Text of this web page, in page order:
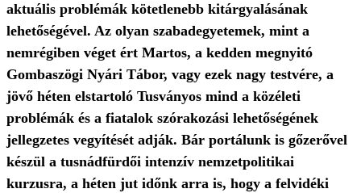
aktuális problémák kötetlenebb kitárgyalásának
lehetőségével. Az olyan szabadegyetemek, mint a
nemrégiben véget ért Martos, a kedden megnyitó
Gombaszögi Nyári Tábor, vagy ezek nagy testvére, a
jövő héten elstartoló Tusványos mind a közéleti
problémák és a fiatalok szórakozási lehetőségének
jellegzetes vegyítését adják. Bár portálunk is gőzerővel
készül a tusnádfürdői intenzív nemzetpolitikai
kurzusra, a héten jut időnk arra is, hogy a felvidéki